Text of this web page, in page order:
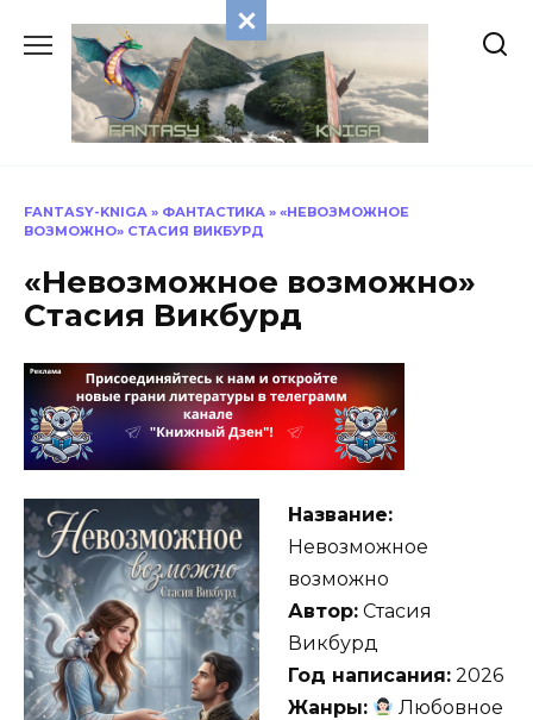
содержанию
FANTASY-KNIGA » ФАНТАСТИКА » «НЕВОЗМОЖНОЕ
ВОЗМОЖНО» СТАСИЯ ВИКБУРД
«Невозможное возможно»
Стасия Викбурд
Название:
Невозможное
возможно
Автор: Стасия
Викбурд
Год написания: 2026
Жанры:
Любовное